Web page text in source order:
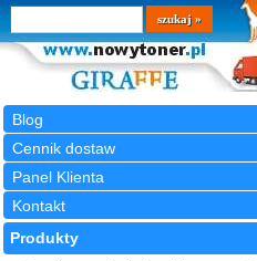
Blog
Cennik dostaw
Panel Klienta
Kontakt
Wyszukiwarka
szukaj
Produkty